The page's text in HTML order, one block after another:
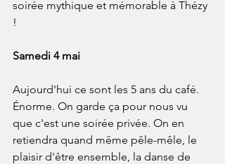
soirée mythique et mémorable à Thézy
!
Samedi 4 mai
Aujourd'hui ce sont les 5 ans du café.
Énorme. On garde ça pour nous vu
que c'est une soirée privée. On en
retiendra quand même pêle-mêle, le
plaisir d'être ensemble, la danse de